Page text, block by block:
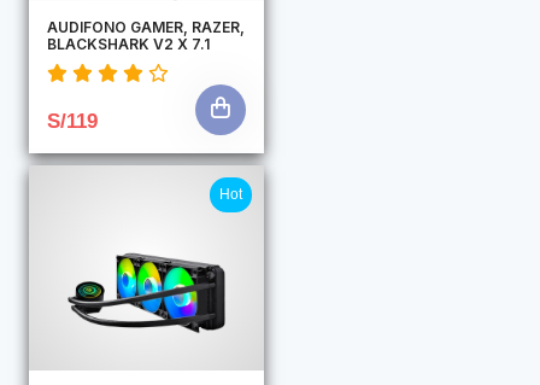
AUDIFONO GAMER, RAZER,
BLACKSHARK V2 X 7.1
S/119
Hot